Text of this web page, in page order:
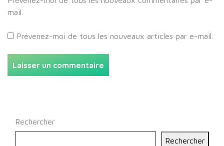
mail.
Prévenez-moi de tous les nouveaux articles par e-mail.
Rechercher
Rechercher